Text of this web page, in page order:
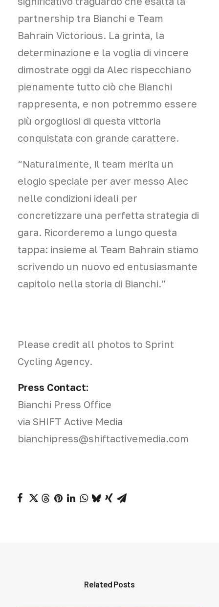
partnership tra Bianchi e Team
Bahrain Victorious. La grinta, la
determinazione e la voglia di vincere
dimostrate oggi da Alec rispecchiano
pienamente tutto ciò che Bianchi
rappresenta, e non potremmo essere
più orgogliosi di questa vittoria
conquistata con grande carattere.
“Naturalmente, il team merita un
elogio speciale per aver messo Alec
nelle condizioni ideali per
concretizzare una perfetta strategia di
gara. Ricorderemo a lungo questa
tappa: insieme al Team Bahrain stiamo
scrivendo un nuovo ed entusiasmante
capitolo nella storia di Bianchi.”
Please credit all photos to Sprint
Cycling Agency.
Press Contact:
Bianchi Press Office
via SHIFT Active Media
bianchipress@shiftactivemedia.com
Related Posts